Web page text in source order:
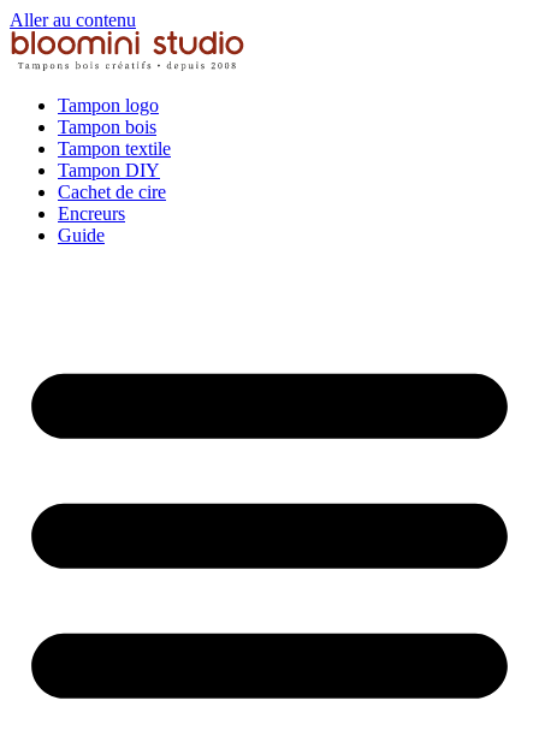
Aller au contenu
Tampon logo
Tampon bois
Tampon textile
Tampon DIY
Cachet de cire
Encreurs
Guide